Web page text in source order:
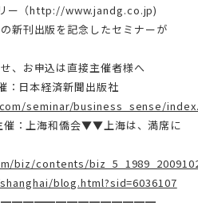
ー（http://www.jandg.co.jp)
新刊出版を記念したセミナーが
、お申込は直接主催者様へ
日本経済新聞出版社
seminar/business_sense/
催：上海和僑会▼▼上海は、満席に
biz/contents/
blog.html?sid=6036107